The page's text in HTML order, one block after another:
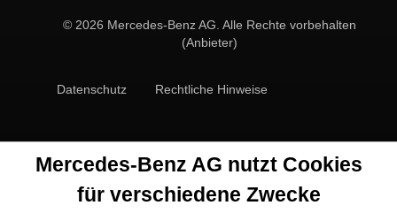
© 2026 Mercedes-Benz AG. Alle Rechte vorbehalten
(Anbieter)
Datenschutz Rechtliche Hinweise
Mercedes-Benz AG nutzt Cookies
für verschiedene Zwecke